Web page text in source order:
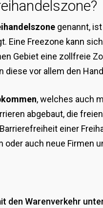
genannt,
Eine Freezone kann
Gebiet eine zollfreie
diese vor allem den
, welches auch
abgebaut, die
einer
oder auch neue Firmen
den Warenverkehr